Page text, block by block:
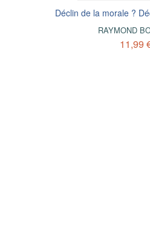
Déclin de la morale ?
RAYMOND
11,99